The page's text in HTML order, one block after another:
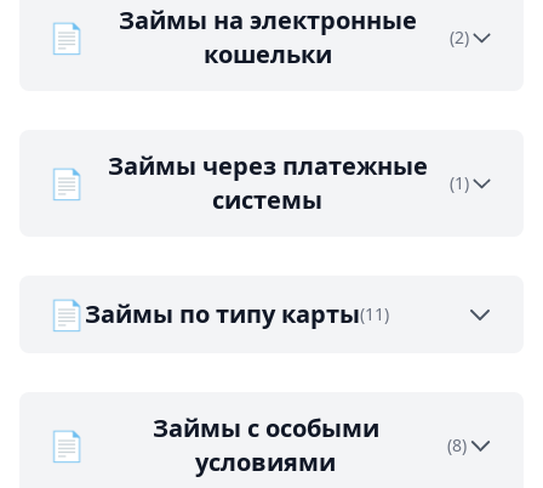
📄
Займы на электронные
кошельки
(2)
📄
Займы через платежные
системы
(1)
📄Займы по типу карты(11)
📄
Займы с особыми
условиями
(8)